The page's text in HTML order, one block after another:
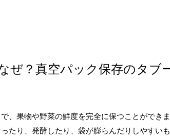
ぜ？真空パック保存のタブ
、果物や野菜の鮮度を完全に保つことができ
たり、発酵したり、袋が膨らんだりしやすい